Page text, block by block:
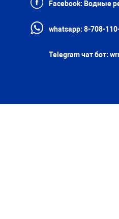
Facebook: Водные
whatsapp: 8-708-
Telegram чат бот: